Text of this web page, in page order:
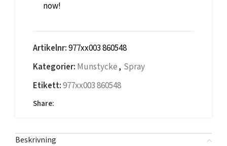
now!
Artikelnr:977xx003 860548
Kategorier: Munstycke, Spray
Etikett:977xx003 860548
Share:
Beskrivning